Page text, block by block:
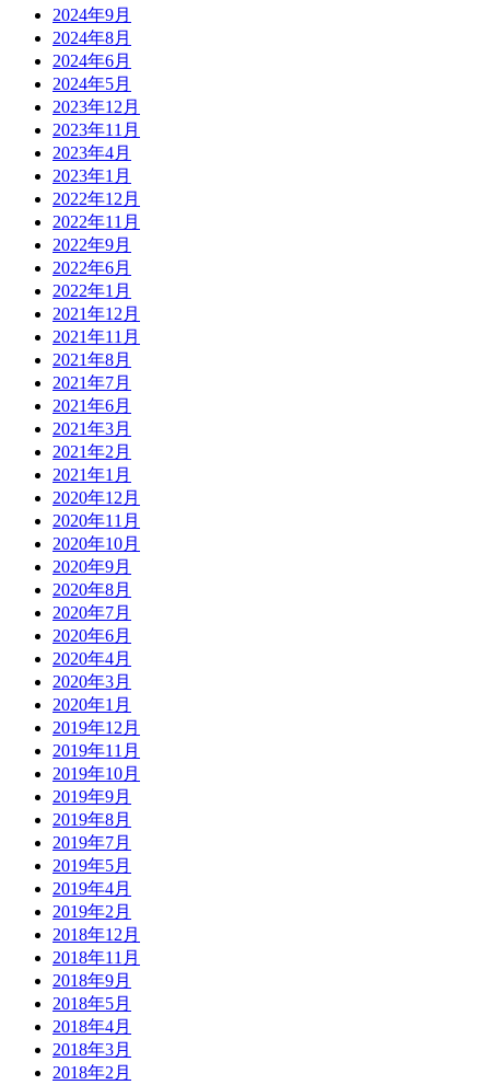
2024年9月
2024年8月
2024年6月
2024年5月
2023年12月
2023年11月
2023年4月
2023年1月
2022年12月
2022年11月
2022年9月
2022年6月
2022年1月
2021年12月
2021年11月
2021年8月
2021年7月
2021年6月
2021年3月
2021年2月
2021年1月
2020年12月
2020年11月
2020年10月
2020年9月
2020年8月
2020年7月
2020年6月
2020年4月
2020年3月
2020年1月
2019年12月
2019年11月
2019年10月
2019年9月
2019年8月
2019年7月
2019年5月
2019年4月
2019年2月
2018年12月
2018年11月
2018年9月
2018年5月
2018年4月
2018年3月
2018年2月